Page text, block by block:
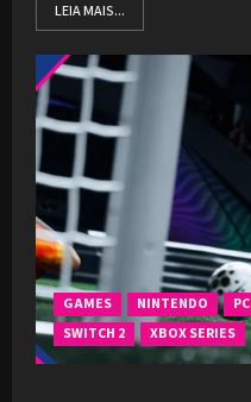
LEIA MAIS...
GAMES NINTENDO PC
SWITCH 2
XBOX SERIES